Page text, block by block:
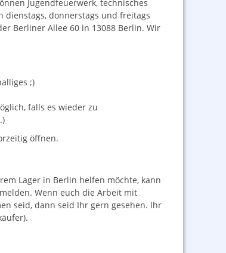
Jugendfeuerwerk, technisches
dienstags, donnerstags und freitags
Berliner Allee 60 in 13088 Berlin. Wir
;)
falls es wieder zu
öffnen.
Lager in Berlin helfen möchte, kann
Wenn euch die Arbeit mit
seid, dann seid Ihr gern gesehen. Ihr